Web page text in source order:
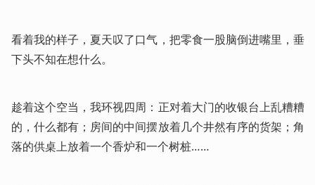
看着我的样子，夏天叹了口气，把零食一股脑倒进嘴里，垂
下头不知在想什么。
趁着这个空当，我环视四周：正对着大门的收银台上乱糟糟
的，什么都有；房间的中间摆放着几个井然有序的货架；角
落的供桌上放着一个香炉和一个树桩……